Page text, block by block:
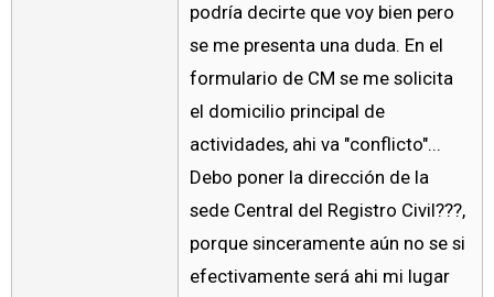
podría decirte que voy bien pero
se me presenta una duda. En el
formulario de CM se me solicita
el domicilio principal de
actividades, ahi va "conflicto"...
Debo poner la dirección de la
sede Central del Registro Civil???,
porque sinceramente aún no se si
efectivamente será ahi mi lugar